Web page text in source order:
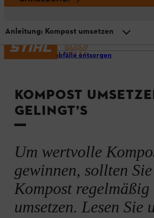
Gartenabfälle entsorgen
KOMPOST
GELINGT’S
Um wertvolle
gewinnen, sollten
Kompost regelmäßig
umsetzen. Lesen Sie
Anleitung: Kompost umsetzen
Warum Kompost umsetzen?
Wann und wie oft?
Material und Werkzeug
Anleitung: Kompost umsetzen